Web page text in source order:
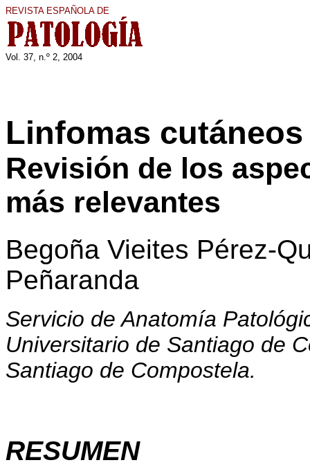
REVISTA ESPAÑOLA DE
Vol. 37, n.º 2, 2004
Linfomas
Revisión de los
más relevantes
Begoña Vieites Pérez-
Peñaranda
Servicio de Anatomía
Universitario de Santiago de
Santiago de Compostela.
RESUMEN